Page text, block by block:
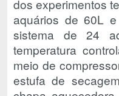
dos experimentos
aquários de 60L
sistema de 24
temperatura
meio de
estufa de